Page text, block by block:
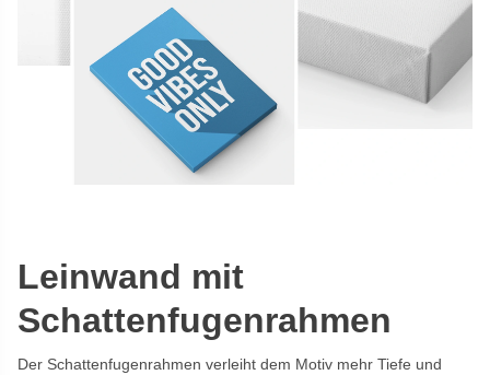
Leinwand mit
Schattenfugenrahmen
Der Schattenfugenrahmen verleiht dem Motiv mehr Tiefe und